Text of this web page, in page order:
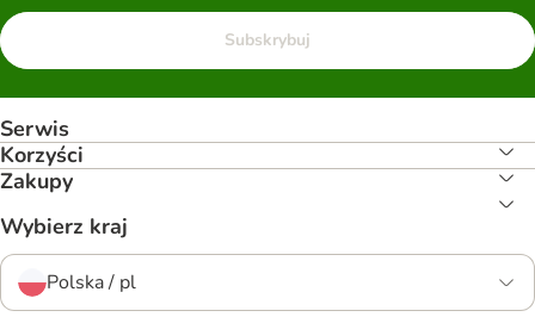
Subskrybuj
Serwis
Korzyści
Zakupy
Wybierz kraj
Polska / pl